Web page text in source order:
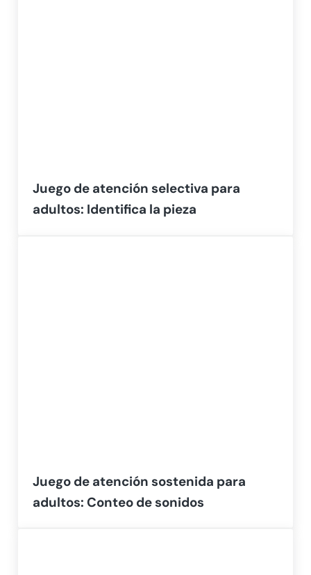
Juego de atención selectiva para
adultos: Identifica la pieza
Juego de atención sostenida para
adultos: Conteo de sonidos